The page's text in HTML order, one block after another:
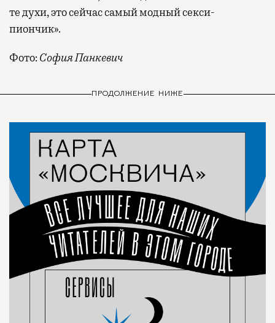
те духи, это сейчас самый модный секси-
пиончик».
Фото: София Панкевич
ПРОДОЛЖЕНИЕ НИЖЕ